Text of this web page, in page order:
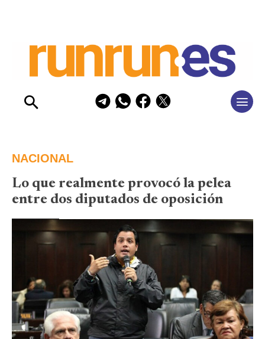
NACIONAL
Lo que realmente provocó la pelea
entre dos diputados de oposición